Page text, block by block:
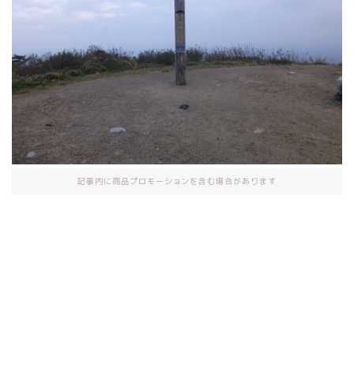
記事内に商品プロモーションを含む場合があります